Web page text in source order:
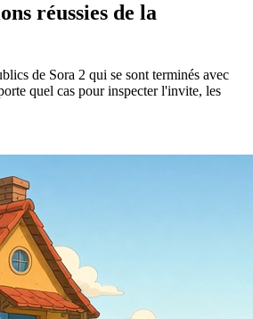
réussies de la
de Sora 2 qui se sont terminés avec
quel cas pour inspecter l'invite, les